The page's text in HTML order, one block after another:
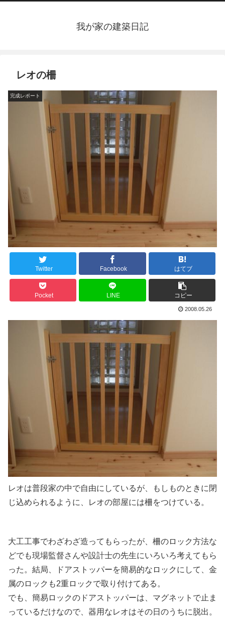
我が家の建築日記
レオの柵
完成レポート
Twitter Facebook はてブ
Pocket LINE コピー
2008.05.26
レオは普段家の中で自由にしているが、もしものときに閉
じ込められるように、レオの部屋には柵をつけている。
大工工事でわざわざ造ってもらったが、柵のロック方法な
どでも現場監督さんや設計士の先生にいろいろ考えてもら
った。結局、ドアストッパーを簡易的なロックにして、金
属のロックも2重ロックで取り付けてある。
でも、簡易ロックのドアストッパーは、マグネットで止ま
っているだけなので、器用なレオはその日のうちに脱出。